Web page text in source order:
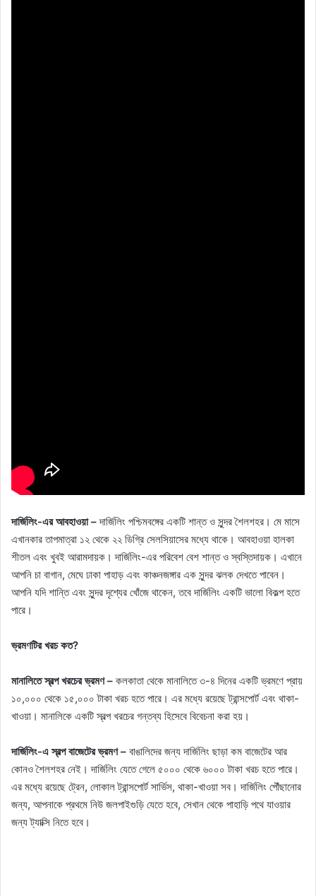
দার্জিলিং-এর আবহাওয়া –দার্জিলিং পশ্চিমবঙ্গের একটি শান্ত ও সুন্দর শৈলশহর। মে মাসে
এখানকার তাপমাত্রা ১২ থেকে ২২ ডিগ্রি সেলসিয়াসের মধ্যে থাকে। আবহাওয়া হালকা
শীতল এবং খুবই আরামদায়ক। দার্জিলিং-এর পরিবেশ বেশ শান্ত ও স্বস্তিদায়ক। এখানে
আপনি চা বাগান, মেঘে ঢাকা পাহাড় এবং কাঞ্চনজঙ্গার এক সুন্দর ঝলক দেখতে পাবেন।
আপনি যদি শান্তি এবং সুন্দর দৃশ্যের খোঁজে থাকেন, তবে দার্জিলিং একটি ভালো বিকল্প হতে
পারে।
ভ্রমণটির খরচ কত?
মানালিতে স্বল্প খরচের ভ্রমণ – কলকাতা থেকে মানালিতে ৩-৪ দিনের একটি ভ্রমণে প্রায়
১০,০০০ থেকে ১৫,০০০ টাকা খরচ হতে পারে। এর মধ্যে রয়েছে ট্রান্সপোর্ট এবং থাকা-
খাওয়া। মানালিকে একটি স্বল্প খরচের গন্তব্য হিসেবে বিবেচনা করা হয়।
দার্জিলিং-এ স্বল্প বাজেটের ভ্রমণ – বাঙালিদের জন্য দার্জিলিং ছাড়া কম বাজেটের আর
কোনও শৈলশহর নেই। দার্জিলিং যেতে গেলে ৫০০০ থেকে ৬০০০ টাকা খরচ হতে পারে।
এর মধ্যে রয়েছে ট্রেন, লোকাল ট্রান্সপোর্ট সার্ভিস, থাকা-খাওয়া সব। দার্জিলিং পৌঁছানোর
জন্য, আপনাকে প্রথমে নিউ জলপাইগুড়ি যেতে হবে, সেখান থেকে পাহাড়ি পথে যাওয়ার
জন্য ট্যাক্সি নিতে হবে।